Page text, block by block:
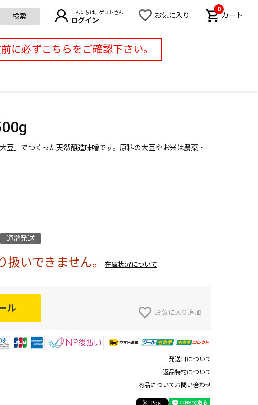
検索 こんにちは、ゲストさん
ログイン
お気に入り カート
0
に必ずこちらをご確認下さい。
豆」でつくった天然醸造味噌です。原料の大豆やお米は農薬・
通常発送
いできません。 在庫状況について
お気に入り追加
ル
発送日について
返品特約について
商品についてお問い合わせ